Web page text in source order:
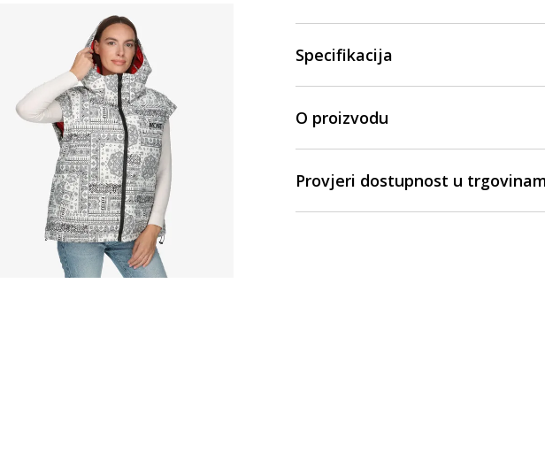
Specifikacija
O proizvodu
Provjeri dostupnost u